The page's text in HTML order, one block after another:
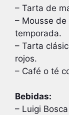
– Tarta de
– Mousse
temporada.
– Tarta
rojos.
– Café o té
Bebidas:
– Luigi